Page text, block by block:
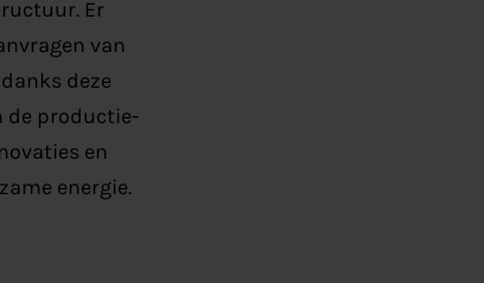
Er
van
deze
de productie-
en
energie.